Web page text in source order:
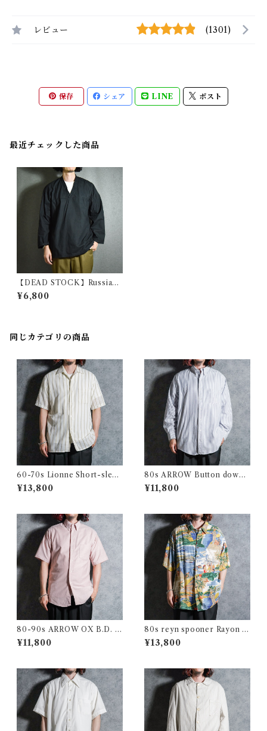
レビュー (1301)
保存 シェア LINE ポスト
最近チェックした商品
【DEAD STOCK】Russian
Army V-neck Sieeping Shir
ts ロシア軍 Vネック スリーピ
¥6,800
同じカテゴリの商品
60-70s Lionne Short-sleev
e Stripe Shirts フランス製 半
袖 ストライプ シャツ
¥13,800
80s ARROW Button down
Oxford Shirts アロー ボタン
ダウン オックスフォード シャ
¥11,800
80-90s ARROW OX B.D. S
hirts アロー オックスフォー
ド 半袖 ボタンダウン シャツ
¥11,800
80s reyn spooner Rayon Al
oha Shirts レインスプーナー
レーヨン アロハシャツ
¥13,800